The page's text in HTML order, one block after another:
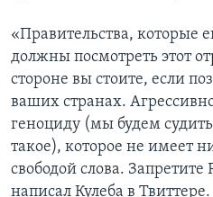
«Правительства, которые
должны посмотреть этот
стороне вы стоите, если
ваших странах.
геноциду (мы будем судить
такое), которое не имеет
свободой слова.
написал Кулеба в Твиттере.